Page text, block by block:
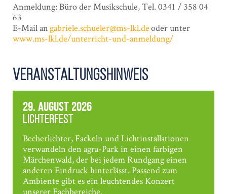
Anmeldung: Büro der Musikschule, Tel. 0341 / 358 04
63
E-Mail angabriele.schueler@ms-lkl.deoder unter
www.ms-lkl.de/unterricht-und-anmeldung/
Veranstaltungshinweis
29. August 2026
Lichterfest
Becherlichter, Fackeln und Lichtinstallationen
verwandeln den agra-Park in einen farbigen
Märchenwald, der bei jedem Rundgang einen
anderen Eindruck hinterlässt. Passend zum
Ambiente gibt es ein leuchtendes Konzert
unserer Fachbereiche.